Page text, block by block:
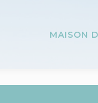
MAISON